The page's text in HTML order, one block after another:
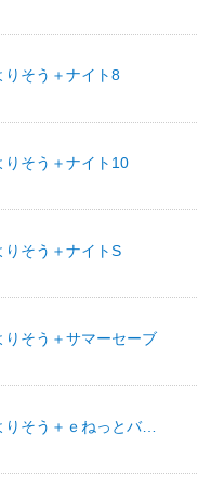
りそう＋ナイト8
りそう＋ナイト10
りそう＋ナイトS
りそう＋サマーセーブ
よりそう＋ｅねっとバリュー